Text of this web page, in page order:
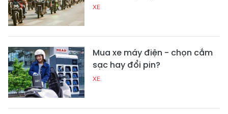
XE
Mua xe máy điện - chọn cắm
sạc hay đổi pin?
XE